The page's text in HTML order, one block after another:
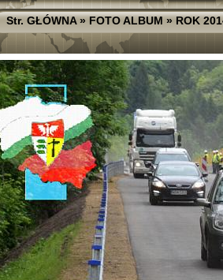
Str. GŁÓWNA»FOTO ALBUM»ROK